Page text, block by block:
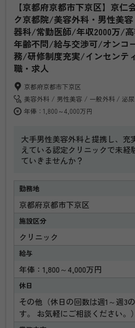
【京都府京都市下京区】京仁
ク京都院/美容外科・男性美
器科/常勤医師/年収2000万/
年齢不問/給与交渉可/オンコ
務/研修制度充実/インセンテ
職・求人
京都府京都市下京区
美容外科
男性美容 一般外科
泌
年俸：1,800～4,000万円
大手男性美容外科と提携し、充
えている認定クリニックで未経
ていきませんか？
勤務地
京都府京都市下京区
施設区分
クリニック
給与
年俸：1,800～4,000万円
休日
その他（休日の回数は週1～週3
す。 お気軽にご相談ください。）